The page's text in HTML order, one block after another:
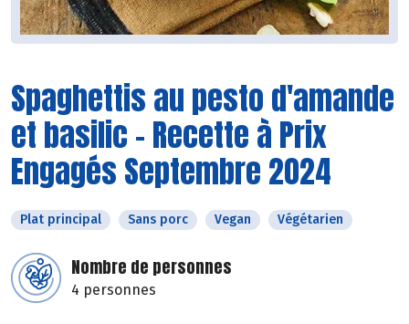
Spaghettis au pesto d'amande
et basilic - Recette à Prix
Engagés Septembre 2024
Plat principal Sans porc Vegan Végétarien
Nombre de personnes
4 personnes